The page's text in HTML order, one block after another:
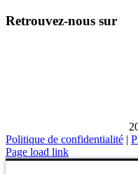
Retrouvez-nous sur
Politique de confidentialité |
Page load link